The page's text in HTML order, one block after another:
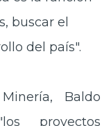
buscar el
del país".
Baldo
proyectos